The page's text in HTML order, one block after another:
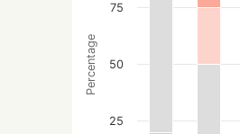
Percentage
25
50
75